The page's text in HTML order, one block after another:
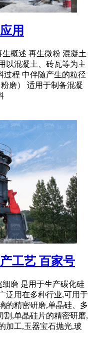
用
概述 再生微粉 混凝土
以混凝土、砖瓦等为主
过程 中伴随产生的粒径
磨） 适用于制备混凝
工艺 百家号
磨 是用于生产碳化硅
泛用在多种行业,可用于
的精密研磨,单晶硅、多
割,单晶硅片的精密研磨,
加工,玉器宝石抛光,玻